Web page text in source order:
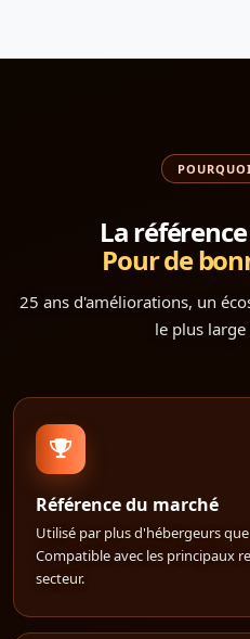
La
Pour de
25 ans d'améliorations, un
le plus large
Référence du marché
Utilisé par plus d'hébergeurs
Compatible avec les principaux
secteur.